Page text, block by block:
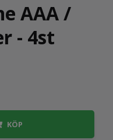
AAA /
- 4st
KÖP